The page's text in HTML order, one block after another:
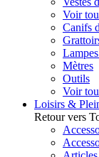
Voir
Canifs
Mètres
Outils
Voir
Loisirs &
Retour vers